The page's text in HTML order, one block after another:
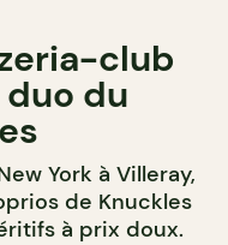
club
du
York à Villeray,
de Knuckles
à prix doux.